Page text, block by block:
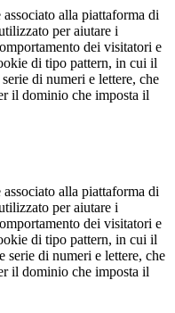
alla piattaforma di
per aiutare i
dei visitatori e
di tipo pattern, in cui il
di numeri e lettere, che
il dominio che imposta il
alla piattaforma di
per aiutare i
dei visitatori e
di tipo pattern, in cui il
serie di numeri e lettere, che
il dominio che imposta il